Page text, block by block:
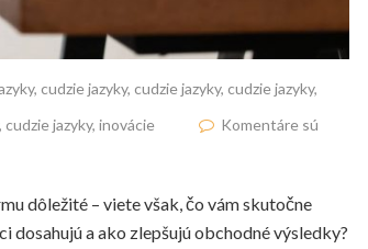
, cudzie jazyky, cudzie jazyky, cudzie jazyky,
, cudzie jazyky, inovácie
Komentáre sú
dôležité – viete však, čo vám skutočne
dosahujú a ako zlepšujú obchodné výsledky?